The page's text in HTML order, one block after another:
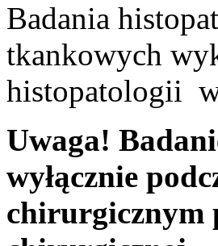
Badania
tkankowych
histopatologii
Uwaga!
wyłącznie
chirurgicznym